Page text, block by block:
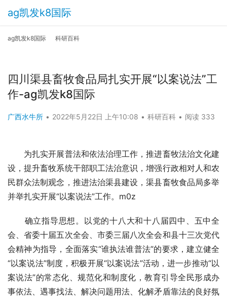
ag凯发k8国际
ag凯发k8国际 科研百科
四川渠县畜牧食品局扎实开展“以案说法”工
作-ag凯发k8国际
广西水牛所 • 2022年5月22日 上午10:08 • 科研百科 • 阅读 333
为扎实开展普法和依法治理工作，推进畜牧法治文化建
设，提升畜牧系统干部职工法治意识，增强行政相对人和农
民群众法制观念，推进法治渠县建设，渠县畜牧食品局多举
并举扎实开展“以案说法”工作。m0z
确立指导思想。以党的十八大和十八届四中、五中全
会、省委十届五次全会、市委三届八次全会和县十三次党代
会精神为指导，全面落实“谁执法谁普法”的要求，建立健全
“以案说法”制度，积极开展“以案说法”活动，进一步推动“以
案说法”的常态化、规范化和制度化，教育引导全民形成办
事依法、遇事找法、解决问题用法、化解矛盾靠法的良好氛